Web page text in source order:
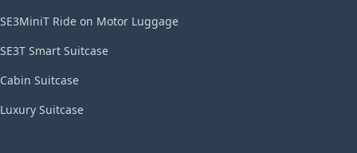
SE3MiniT Ride on Motor Luggage
SE3T Smart Suitcase
Cabin Suitcase
Luxury Suitcase